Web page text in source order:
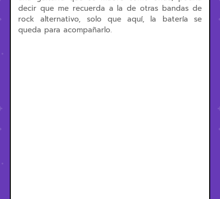
decir que me recuerda a la de otras bandas de
rock alternativo, solo que aquí, la batería se
queda para acompañarlo.